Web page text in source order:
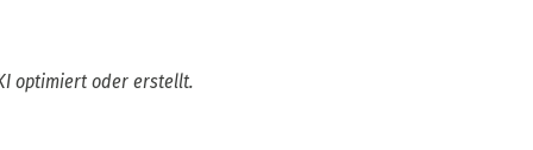
optimiert oder erstellt.